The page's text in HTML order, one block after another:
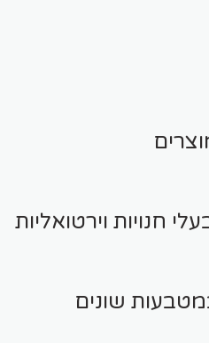
חנויות וירטואליות
שונים